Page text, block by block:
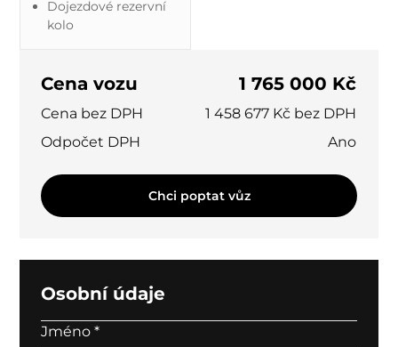
Dojezdové rezervní
kolo
Cena vozu 1 765 000 Kč
Cena bez DPH
1 458 677 Kč bez DPH
Odpočet DPH
Ano
Chci poptat vůz
Osobní údaje
Jméno*